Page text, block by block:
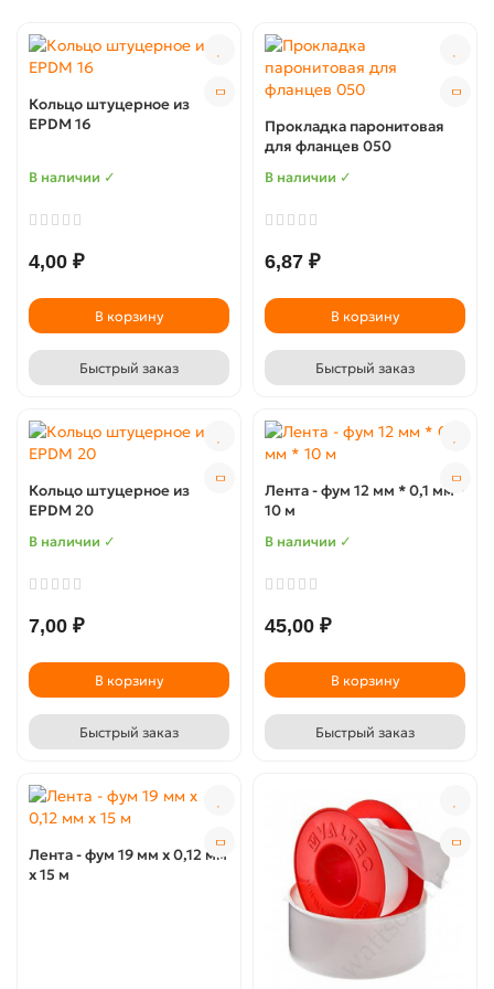
Кольцо штуцерное из
EPDM 16
В наличии ✓
4,00 ₽
В корзину
Быстрый заказ
Прокладка паронитовая
для фланцев 050
В наличии ✓
6,87 ₽
В корзину
Быстрый заказ
Кольцо штуцерное из
EPDM 20
В наличии ✓
7,00 ₽
В корзину
Быстрый заказ
Лента - фум 12 мм * 0,1 мм *
10 м
В наличии ✓
45,00 ₽
В корзину
Быстрый заказ
Лента - фум 19 мм х 0,12 мм
х 15 м